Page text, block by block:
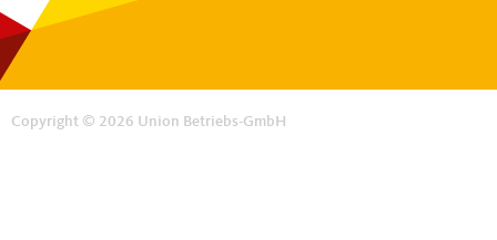
Copyright © 2026 Union Betriebs-GmbH